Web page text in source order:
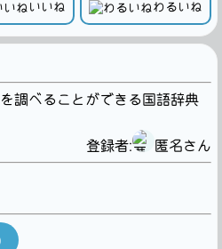
いいね わるいね
調べることができる国語辞典
登録者:
匿名さん